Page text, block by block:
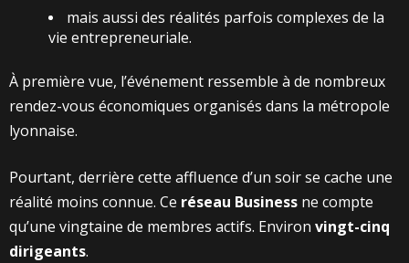
mais aussi des réalités parfois complexes de la
vie entrepreneuriale.
À première vue, l’événement ressemble à de nombreux
rendez-vous économiques organisés dans la métropole
lyonnaise.
Pourtant, derrière cette affluence d’un soir se cache une
réalité moins connue. Ce réseau Business ne compte
qu’une vingtaine de membres actifs. Environ vingt-cinq
dirigeants.